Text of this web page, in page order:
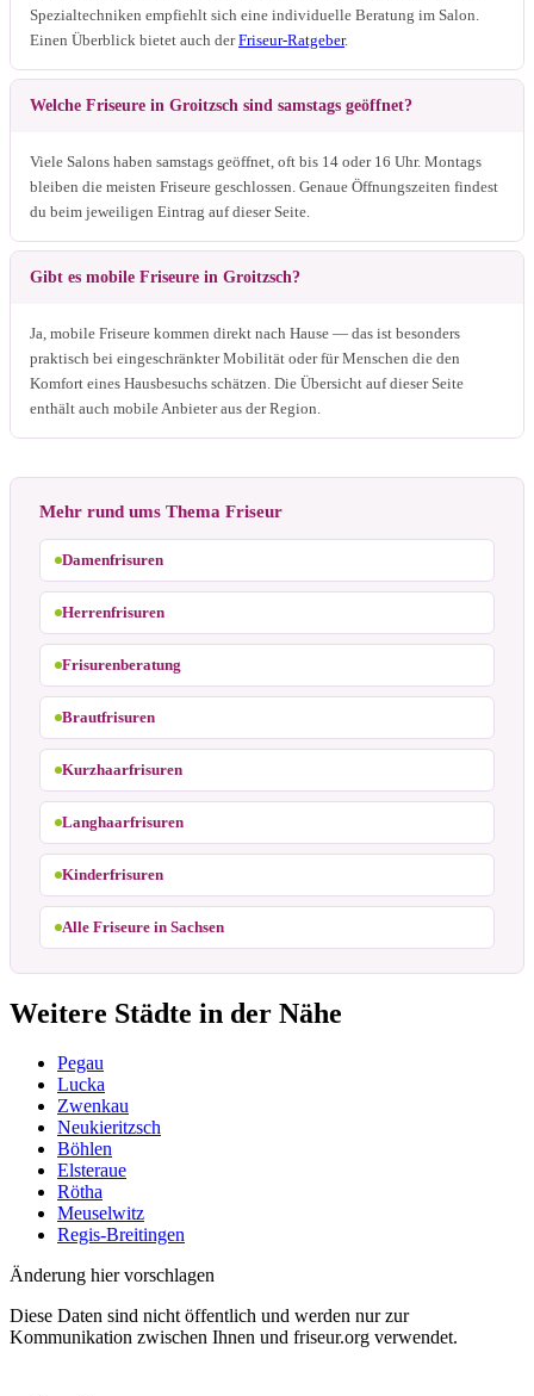
Spezialtechniken empfiehlt sich eine individuelle Beratung im Salon.
Einen Überblick bietet auch derFriseur-Ratgeber.
Welche Friseure in Groitzsch sind samstags geöffnet?
Viele Salons haben samstags geöffnet, oft bis 14 oder 16 Uhr. Montags
bleiben die meisten Friseure geschlossen. Genaue Öffnungszeiten findest
du beim jeweiligen Eintrag auf dieser Seite.
Gibt es mobile Friseure in Groitzsch?
Ja, mobile Friseure kommen direkt nach Hause — das ist besonders
praktisch bei eingeschränkter Mobilität oder für Menschen die den
Komfort eines Hausbesuchs schätzen. Die Übersicht auf dieser Seite
enthält auch mobile Anbieter aus der Region.
Mehr rund ums Thema Friseur
Damenfrisuren
Herrenfrisuren
Frisurenberatung
Brautfrisuren
Kurzhaarfrisuren
Langhaarfrisuren
Kinderfrisuren
Alle Friseure in Sachsen
Weitere Städte in der Nähe
Pegau
Lucka
Zwenkau
Neukieritzsch
Böhlen
Elsteraue
Rötha
Meuselwitz
Regis-Breitingen
Änderung hier vorschlagen
Diese Daten sind nicht öffentlich und werden nur zur
Kommunikation zwischen Ihnen und friseur.org verwendet.